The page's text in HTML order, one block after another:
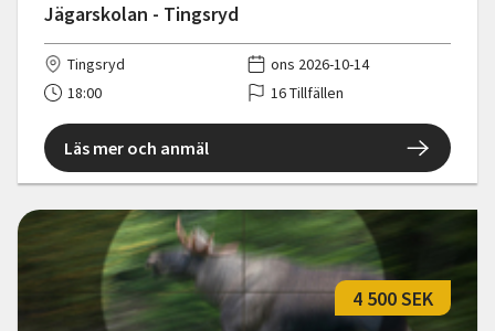
Jägarskolan - Tingsryd
Tingsryd
ons 2026-10-14
18:00
16 Tillfällen
Läs mer och anmäl
4 500 SEK